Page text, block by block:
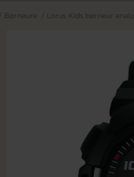
/ Børneure / Lorus Kids børneur